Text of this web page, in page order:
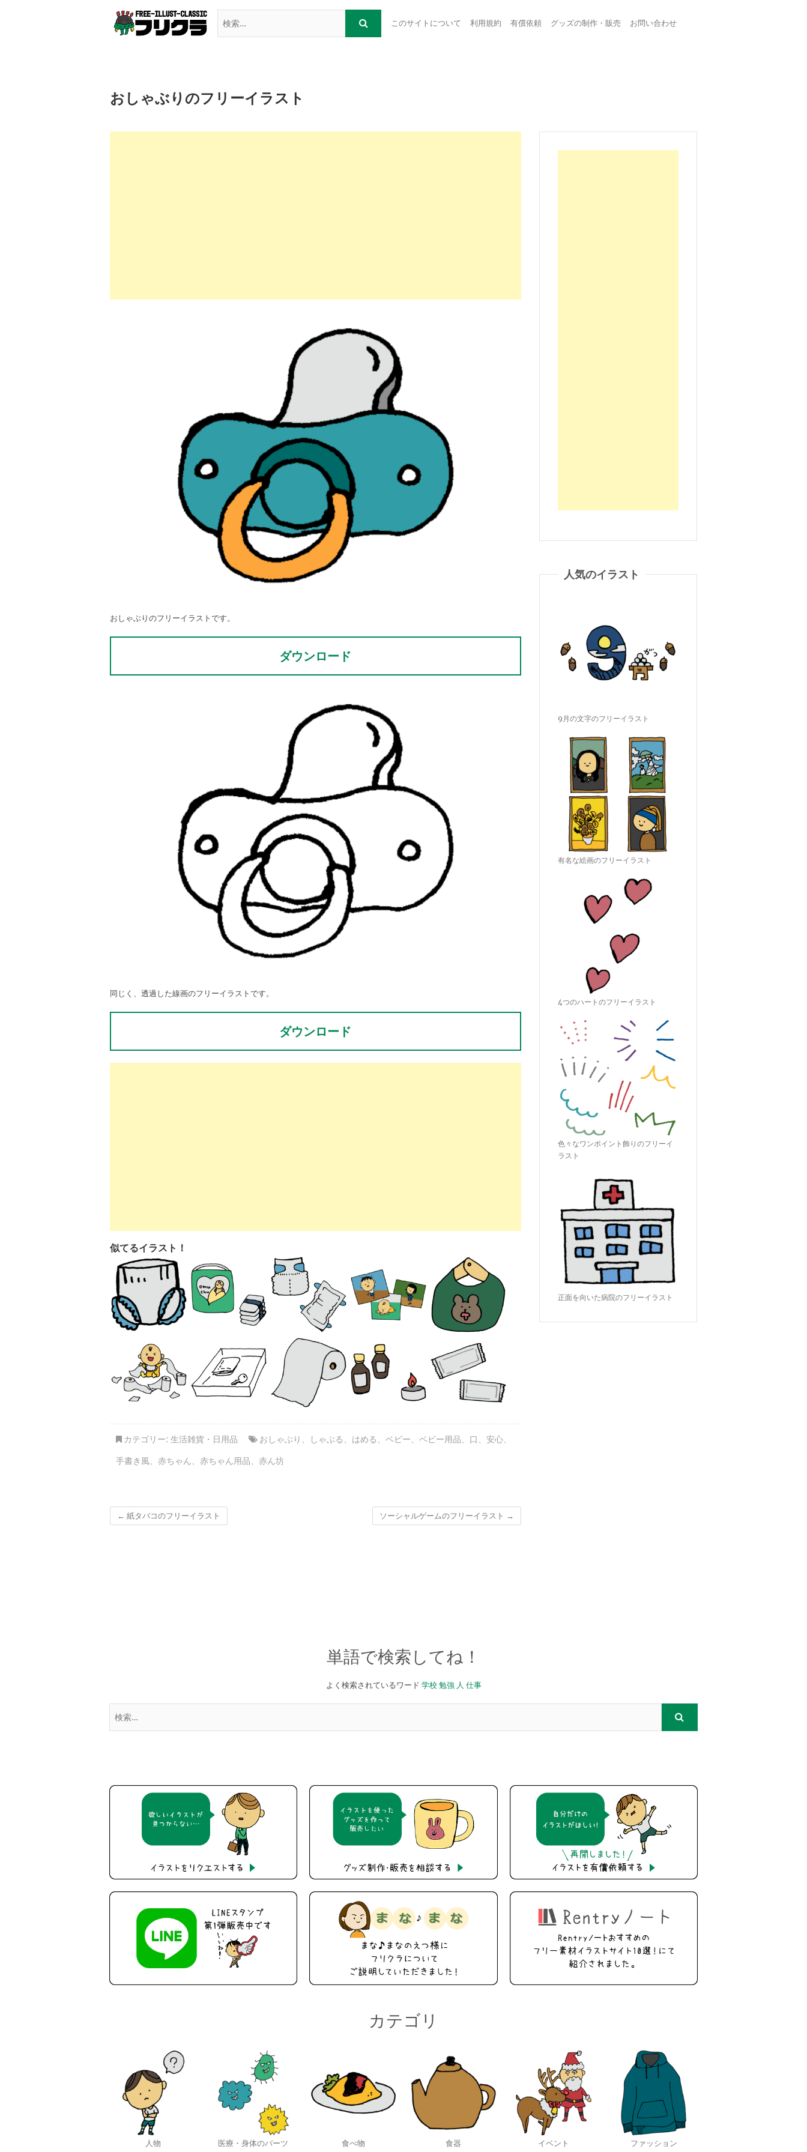
このサイトについて 利用規約 有償依頼 グッズの制作・販売 お問い合わせ
おしゃぶりのフリーイラスト
おしゃぶりのフリーイラストです。
ダウンロード
同じく、透過した線画のフリーイラストです。
ダウンロード
似てるイラスト！
カテゴリー: 生活雑貨・日用品 おしゃぶり 、 しゃぶる 、 はめる 、 ベビー、 ベビー用品、 口 、 安心、
手書き風、 赤ちゃん、 赤ちゃん用品、 赤ん坊
← 紙タバコのフリーイラスト ソーシャルゲームのフリーイラスト →
人気のイラスト
9月の文字のフリーイラスト
有名な絵画のフリーイラスト
4つのハートのフリーイラスト
色々なワンポイント飾りのフリーイ
ラスト
正面を向いた病院のフリーイラスト
単語で検索してね！
よく検索されているワード 学校 勉強 人 仕事
カテゴリ
人物 医療・身体のパーツ 食べ物 食器 イベント ファッション